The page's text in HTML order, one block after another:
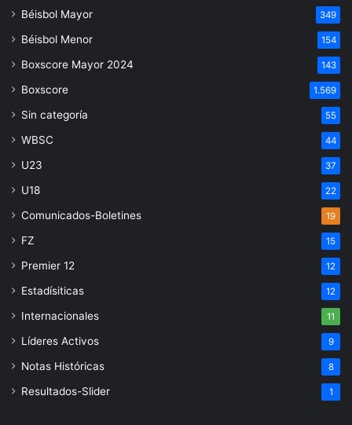
Béisbol Mayor 349
Béisbol Menor 154
Boxscore Mayor 2024 143
Boxscore 1.569
Sin categoría 55
WBSC 44
U23 37
U18 22
Comunicados-Boletines 19
FZ 15
Premier 12 12
Estadísiticas 12
Internacionales 11
Líderes Activos 9
Notas Históricas 8
Resultados-Slider 1